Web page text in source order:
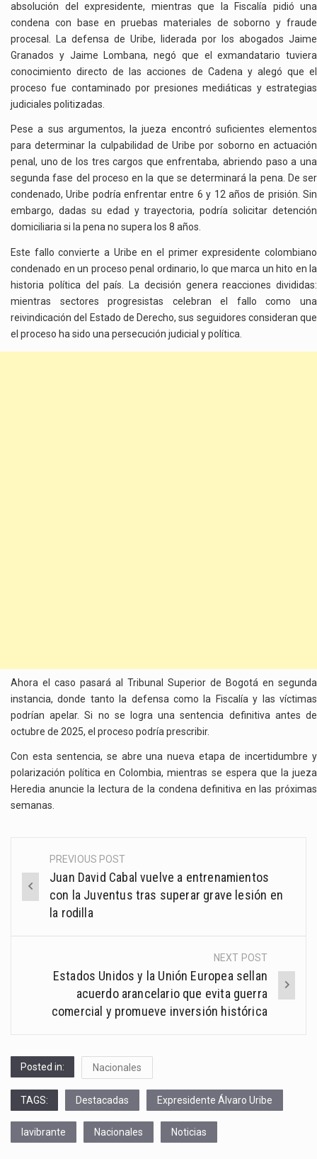
absolución del expresidente, mientras que la Fiscalía pidió una
condena con base en pruebas materiales de soborno y fraude
procesal. La defensa de Uribe, liderada por los abogados Jaime
Granados y Jaime Lombana, negó que el exmandatario tuviera
conocimiento directo de las acciones de Cadena y alegó que el
proceso fue contaminado por presiones mediáticas y estrategias
judiciales politizadas.
Pese a sus argumentos, la jueza encontró suficientes elementos
para determinar la culpabilidad de Uribe por soborno en actuación
penal, uno de los tres cargos que enfrentaba, abriendo paso a una
segunda fase del proceso en la que se determinará la pena. De ser
condenado, Uribe podría enfrentar entre 6 y 12 años de prisión. Sin
embargo, dadas su edad y trayectoria, podría solicitar detención
domiciliaria si la pena no supera los 8 años.
Este fallo convierte a Uribe en el primer expresidente colombiano
condenado en un proceso penal ordinario, lo que marca un hito en la
historia política del país. La decisión genera reacciones divididas:
mientras sectores progresistas celebran el fallo como una
reivindicación del Estado de Derecho, sus seguidores consideran que
el proceso ha sido una persecución judicial y política.
Ahora el caso pasará al Tribunal Superior de Bogotá en segunda
instancia, donde tanto la defensa como la Fiscalía y las víctimas
podrían apelar. Si no se logra una sentencia definitiva antes de
octubre de 2025, el proceso podría prescribir.
Con esta sentencia, se abre una nueva etapa de incertidumbre y
polarización política en Colombia, mientras se espera que la jueza
Heredia anuncie la lectura de la condena definitiva en las próximas
semanas.
Post
navigation
PREVIOUS POST
Juan David Cabal vuelve a entrenamientos
con la Juventus tras superar grave lesión en
la rodilla
NEXT POST
Estados Unidos y la Unión Europea sellan
acuerdo arancelario que evita guerra
comercial y promueve inversión histórica
Posted in: Nacionales
TAGS: Destacadas Expresidente Álvaro Uribe
lavibrante Nacionales Noticias